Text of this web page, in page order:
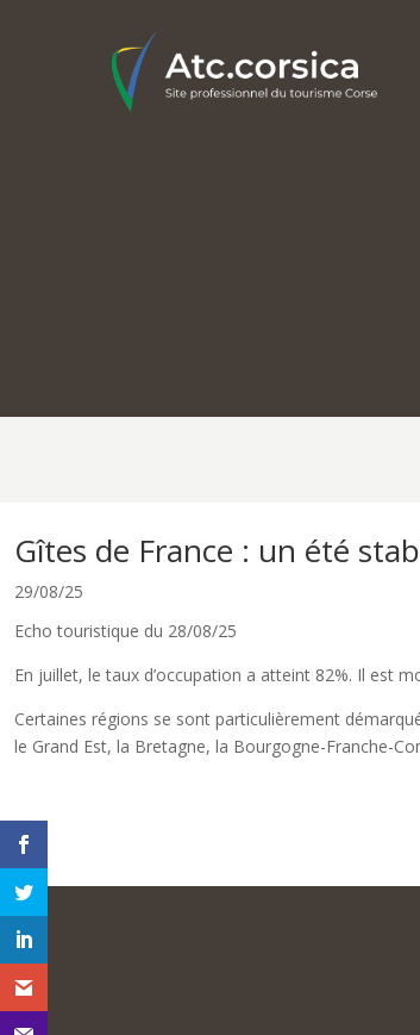
Gîtes de France : un été
29/08/25
Echo touristique du 28/08/25
En juillet, le taux d’occupation a atteint 82%. Il est
Certaines régions se sont particulièrement
le Grand Est, la Bretagne, la Bourgogne-Franche-